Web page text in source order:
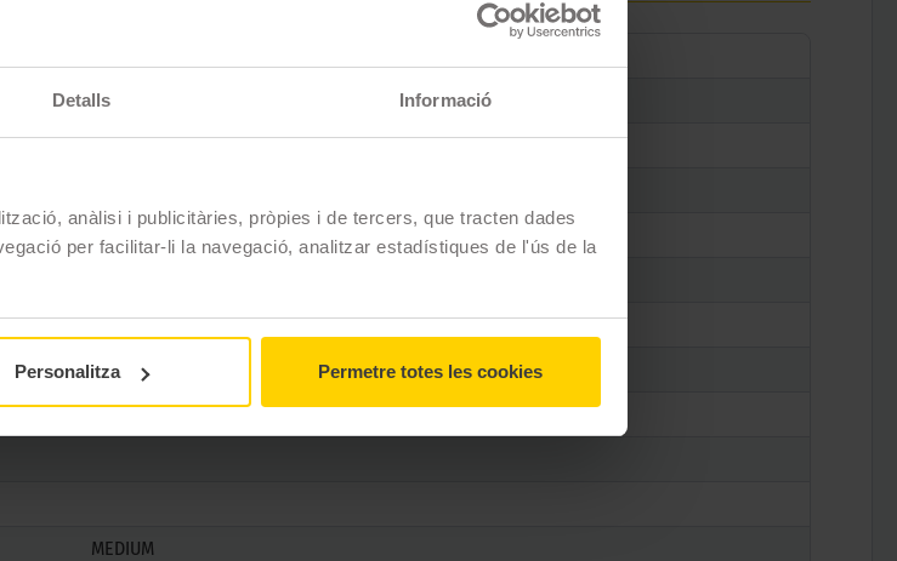
Detalls Informació
anàlisi i publicitàries, pròpies i de tercers, que tracten dades
per facilitar-li la navegació, analitzar estadístiques de l'ús de la
Personalitza Permetre totes les cookies
Racetec Rr K 2 Medium
180/55 ZR 17 73W TL
Supersport
TL
Radial d'altes velocitats
MEDIUM